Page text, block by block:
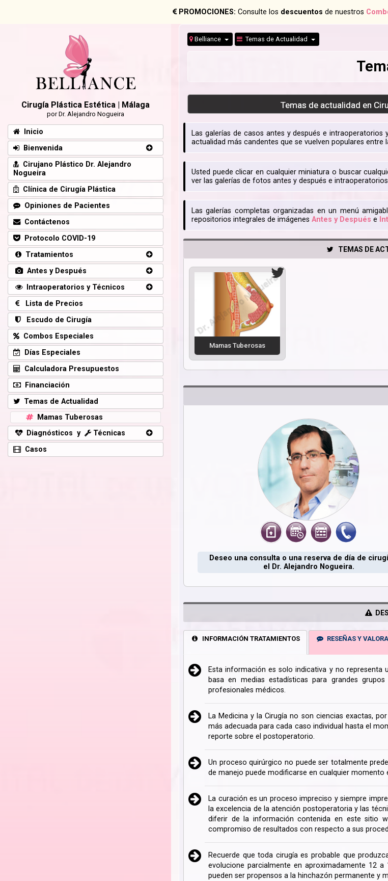
PROMOCIONES: Consulte los descuentos de nuestros
Belliance Temas de Actualidad
Temas de actualidad en
Las galerías de casos antes y después e
actualidad más candentes que se vuelven populares
Usted puede clicar en cualquier miniatura o buscar
ver las galerías de fotos antes y después e
Las galerías completas organizadas en un menú
repositorios integrales de imágenes Antes y Después e
TEMAS DE
Mamas Tuberosas
Deseo una consulta o una reserva de día de
el Dr. Alejandro Nogueira.
INFORMACIÓN TRATAMIENTOS RESEÑAS Y
Esta información es solo indicativa y no representa
basa en medias estadísticas para grandes
profesionales médicos.
La Medicina y la Cirugía no son ciencias exactas,
más adecuada para cada caso individual hasta el
reporte sobre el postoperatorio.
Un proceso quirúrgico no puede ser totalmente
de manejo puede modificarse en cualquier
La curación es un proceso impreciso y siempre
la excelencia de la atención postoperatoria y las
diferir de la información contenida en este sitio
compromiso de resultados con respecto a sus
Recuerde que toda cirugía es probable que
evolucione parcialmente en aproximadamente 12
pueden ser propensos a la hinchazón permanente y
Cirugía Plástica Estética | Málaga
por Dr. Alejandro Nogueira
Inicio
Bienvenida
Cirujano Plástico Dr. Alejandro
Nogueira
Clínica de Cirugía Plástica
Opiniones de Pacientes
Contáctenos
Protocolo COVID-19
Tratamientos
Antes y Después
Intraoperatorios y Técnicos
Lista de Precios
Escudo de Cirugía
Combos Especiales
Días Especiales
Calculadora Presupuestos
Financiación
Temas de Actualidad
Mamas Tuberosas
Diagnósticos y
Técnicas
Casos